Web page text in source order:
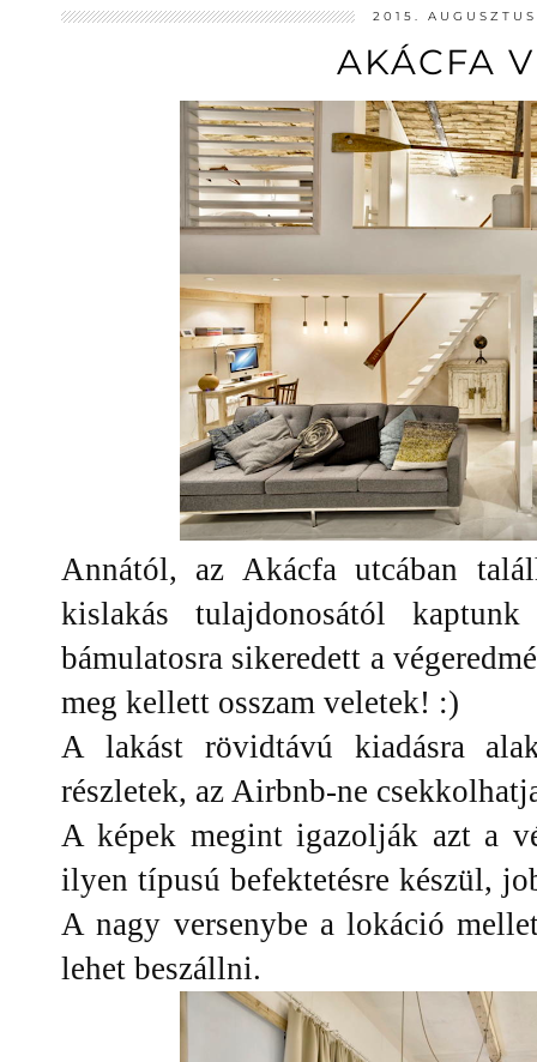
2015.
AKÁCFA
Annától, az Akácfa utcában
kislakás tulajdonosától
bámulatosra sikeredett a
meg kellett osszam veletek! :)
A lakást rövidtávú kiadásra
részletek, az Airbnb-ne
A képek megint igazolják azt a
ilyen típusú befektetésre készül,
A nagy versenybe a lokáció
lehet beszállni.